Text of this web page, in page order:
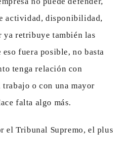
actividad, disponibilidad,
ya retribuye también las
eso fuera posible, no basta
tenga relación con
o con una mayor
falta algo más.
el Tribunal Supremo, el plus